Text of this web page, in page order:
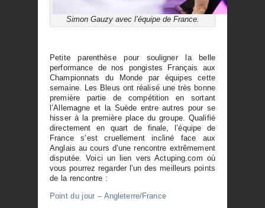
Simon Gauzy avec l’équipe de France.
Petite parenthèse pour souligner la belle
performance de nos pongistes Français aux
Championnats du Monde par équipes cette
semaine. Les Bleus ont réalisé une très bonne
première partie de compétition en sortant
l’Allemagne et la Suède entre autres pour se
hisser à la première place du groupe. Qualifié
directement en quart de finale, l’équipe de
France s’est cruellement incliné face aux
Anglais au cours d’une rencontre extrêmement
disputée. Voici un lien vers Actuping.com où
vous pourrez regarder l’un des meilleurs points
de la rencontre :
Point du jour – Angleterre/France